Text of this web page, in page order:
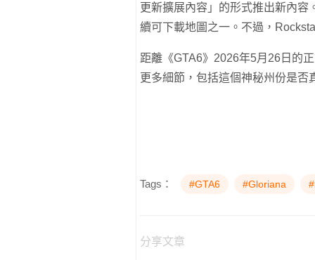
更新擴展內容」的形式推出新內
續可下載地圖之一。不過，
距離《GTA6》2026年5月26日的
更多細節，包括這個神秘州份是
Tags： #GTA6 #Gloriana
分享文章